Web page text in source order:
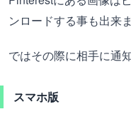
ンロードする事も出来ま
ではその際に相手に通
スマホ版